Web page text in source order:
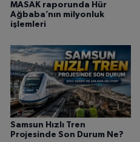
MASAK raporunda Hür
Ağbaba’nın milyonluk
işlemleri
Samsun Hızlı Tren
Projesinde Son Durum Ne?